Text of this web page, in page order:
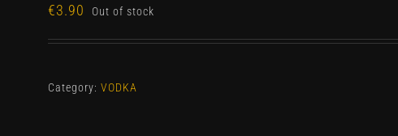
€3.90 Out of stock
Category: VODKA